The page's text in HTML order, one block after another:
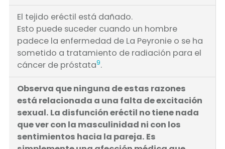
El tejido eréctil está dañado.
Esto puede suceder cuando un hombre
padece la enfermedad de La Peyronie o se ha
sometido a tratamiento de radiación para el
cáncer de próstata9.
Observa que ninguna de estas razones
está relacionada a una falta de excitación
sexual. La disfunción eréctil no tiene nada
que ver con la masculinidad ni con los
sentimientos hacia la pareja. Es